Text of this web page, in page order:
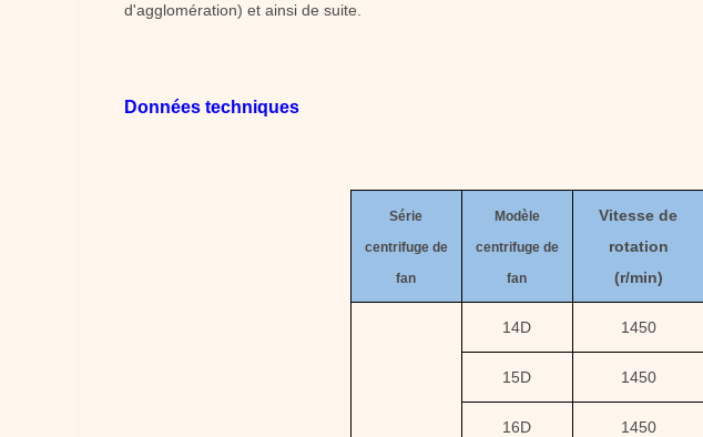
d'agglomération) et ainsi de suite.
Données techniques
Série
centrifuge de
fan
Modèle
centrifuge de
fan
Vitesse de
rotation
(r/min)
14D 1450
15D 1450
16D 1450